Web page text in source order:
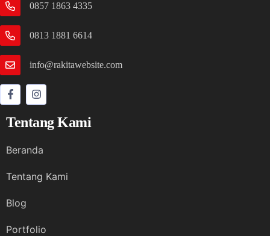
0857 1863 4335
0813 1881 6614
info@rakitawebsite.com
Tentang Kami
Beranda
Tentang Kami
Blog
Portfolio